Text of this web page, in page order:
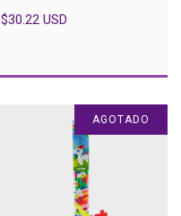
$30.22 USD
AGOTADO